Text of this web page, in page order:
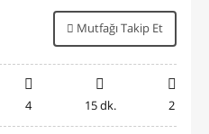
Mutfağı Takip Et
4 15 dk. 2